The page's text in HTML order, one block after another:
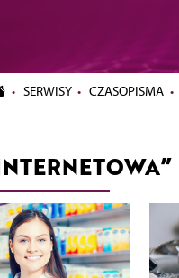
SERWISY CZASOPISMA